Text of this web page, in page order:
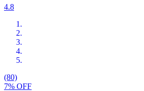
4.8
(80)
7% OFF